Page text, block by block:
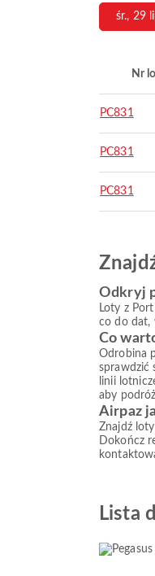
śr., 29
Nr
PC831
PC831
PC831
Odkryj
Loty z
co do dat,
Co
Odrobina
sprawdzić
linii
aby
Airpaz
Znajdź
Dokończ
Lista